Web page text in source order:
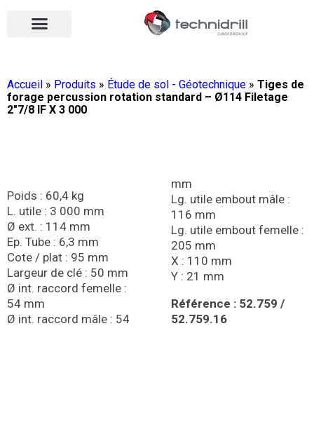
Accueil » Produits » Étude de sol - Géotechnique » Tiges de
forage percussion rotation standard – Ø114 Filetage
2″7/8 IF X 3 000
Poids : 60,4 kg
L. utile : 3 000 mm
Ø ext. : 114 mm
Ep. Tube : 6,3 mm
Cote / plat : 95 mm
Largeur de clé : 50 mm
Ø int. raccord femelle :
54 mm
Ø int. raccord mâle : 54
mm
Lg. utile embout mâle :
116 mm
Lg. utile embout femelle :
205 mm
X : 110 mm
Y : 21 mm
Référence : 52.759 /
52.759.16